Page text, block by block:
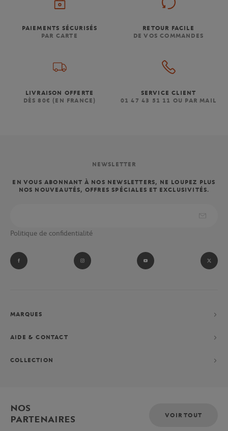
PAIEMENTS SÉCURISÉS
PAR CARTE
RETOUR FACILE
DE VOS COMMANDES
LIVRAISON OFFERTE
DÈS 80€ (EN FRANCE)
SERVICE CLIENT
01 47 43 51 11 OU PAR MAIL
NEWSLETTER
EN VOUS ABONNANT À NOS NEWSLETTERS, NE LOUPEZ PLUS
NOS NOUVEAUTÉS, OFFRES SPÉCIALES ET EXCLUSIVITÉS.
Politique de confidentialité
MARQUES
AIDE & CONTACT
COLLECTION
NOS
PARTENAIRES
VOIR TOUT